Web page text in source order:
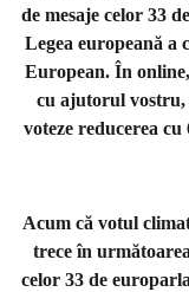
de mesaje celor 33
Legea europeană a
European. În
cu ajutorul vostru,
voteze reducerea cu
Acum că votul
trece în
celor 33 de